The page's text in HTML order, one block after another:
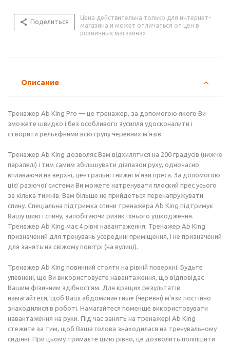
Поделиться
Цена действительна только для интернет-
магазина и может отличаться от цен в
розничных магазинах
Описание
Тренажер Ab Kіng Pro — це тренажер, за допомогою якого Ви
зможете швидко і без особливого зусилля удосконалити і
створити рельєфними всю групу черевних м'язів.
Тренажер Ab Kіng дозволяє Вам відхилятися на 200 градусів (нижче
паралелі) і тим самим збільшувати діапазон руху, одночасно
впливаючи на верхні, центральні і нижні м'язи преса. За допомогою
цієї разючої системи Ви можете натренувати плоский прес усього
за кілька тижнів. Вам більше не прийдеться перенапружувати
спину. Спеціальна підтримка спини тренажера Ab Kіng підтримує
Вашу шию і спину, запобігаючи ризик їхнього ушкодження.
Тренажер Ab Kіng має 4 рівні навантаження. Тренажер Ab Kіng
призначений для тренувань усередині приміщення, і не призначений
для занять на свіжому повітрі (на вулиці).
Тренажер Ab Kіng повинний стояти на рівній поверхні. Будьте
упевнені, що Ви використовуєте навантаження, що відповідає
Вашим фізичним здібностям. Для кращих результатів
намагайтеся, щоб Ваші абдоминантные (черевні) м'язи постійно
знаходилися в роботі. Намагайтеся поменше використовувати
навантаження на руки. Під час занять на тренажері Ab Kіng
стежите за тим, щоб Ваша голова знаходилася на тренувальному
сидінні. При цьому тримаєте шию рівно, це дозволить поліпшити